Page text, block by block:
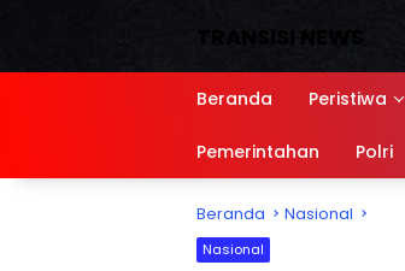
TRANSISI NEWS
Siber,
referensi
Beranda Peristiwa
Pemerintahan Polri
Beranda Nasional
Nasional